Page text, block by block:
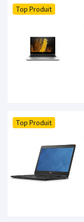
Top Produit
Top Produit